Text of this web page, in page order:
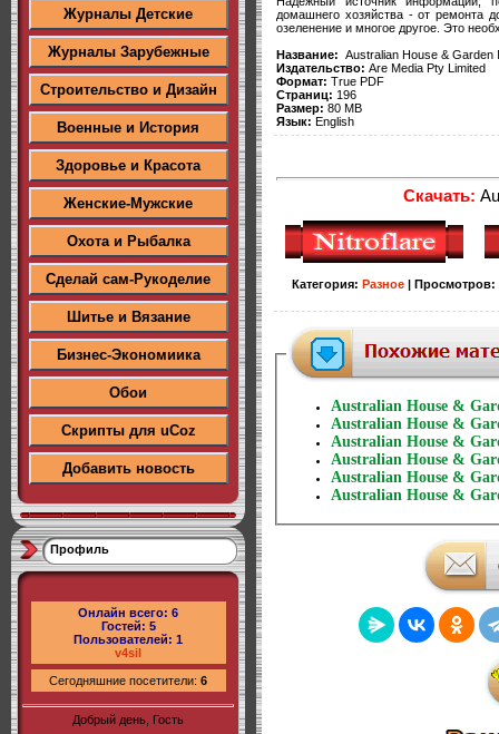
Журналы Детские
Журналы Зарубежные
Строительство и Дизайн
Военные и История
Здоровье и Красота
Женские-Мужские
Охота и Рыбалка
Сделай сам-Рукоделие
Шитье и Вязание
Бизнес-Экономиика
Обои
Скрипты для uCoz
Добавить новость
Профиль
Онлайн всего: 6
Гостей: 5
Пользователей: 1
v4sil
Сегодняшние посетители: 6
Добрый день, Гость
домашнего хозяйства - от ремонта
озеленение и многое другое. Это
Название: Australian House &
Издательство: Are Media Pty Limited
Формат: True PDF
Страниц: 196
Размер: 80 MB
Язык: English
Скачать:
Категория: Разное Просмотров:
Australian House &
Australian House &
Australian House &
Australian House &
Australian House &
Australian House &